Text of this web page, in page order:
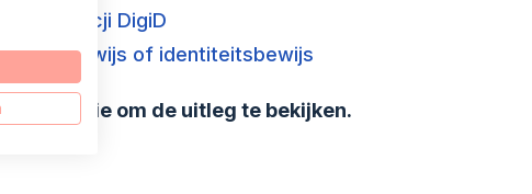
aplikacji DigiD
uw rijbewijs of identiteitsbewijs
een optie om de uitleg te bekijken.